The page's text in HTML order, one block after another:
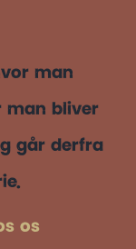
man
man bliver
går derfra
os